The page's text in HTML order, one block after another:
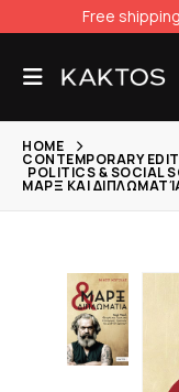
Free
HOME
CONTEMPORARY
POLITICS & SOCIAL
ΜΑΡΞ ΚΑΙ